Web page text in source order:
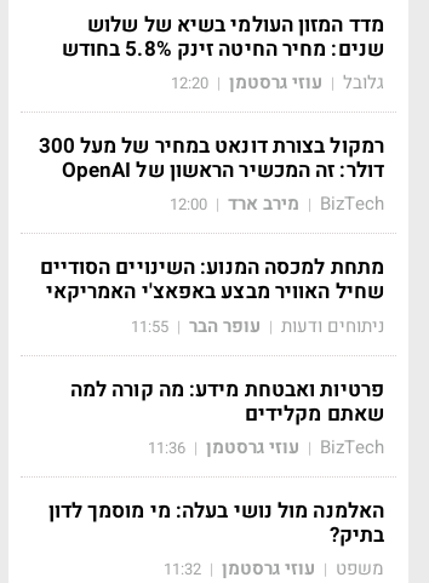
מדד המזון העולמי בשיא של שלוש
שנים: מחיר החיטה זינק 5.8% בחודש
גלובל | עוזי גרסטמן |
12:20
רמקול בצורת דונאט במחיר של מעל 300
דולר: זה המכשיר הראשון של OpenAI
BizTech
| מירב ארד |
12:00
מתחת למכסה המנוע: השינויים הסודיים
שחיל האוויר מבצע באפאצ'י האמריקאי
ניתוחים ודעות | עופר הבר |
11:55
פרטיות ואבטחת מידע: מה קורה למה
שאתם מקלידים
BizTech
| עוזי גרסטמן |
11:36
האלמנה מול נושי בעלה: מי מוסמך לדון
בתיק?
משפט | עוזי גרסטמן |
11:32